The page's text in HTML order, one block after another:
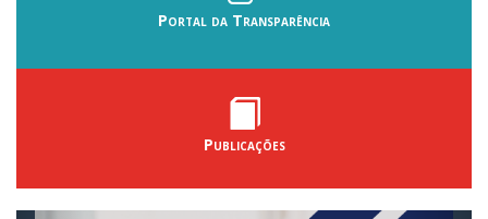
Portal da Transparência
Publicações